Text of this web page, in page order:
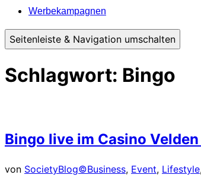
Werbekampagnen
Seitenleiste & Navigation umschalten
Schlagwort: Bingo
Bingo live im Casino
von SocietyBlog©Business, Event, Lifestyle